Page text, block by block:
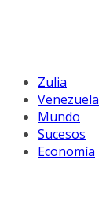
Zulia
Venezuela
Mundo
Sucesos
Economía